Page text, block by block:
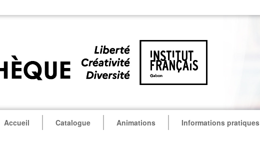
Accueil Catalogue Animations Informations pratiques